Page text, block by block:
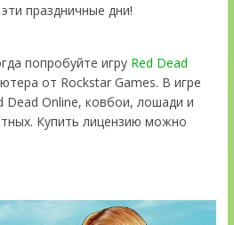
праздничные дни!
попробуйте игру Red Dead
от Rockstar Games. В игре
Dead Online, ковбои, лошади и
Купить лицензию можно